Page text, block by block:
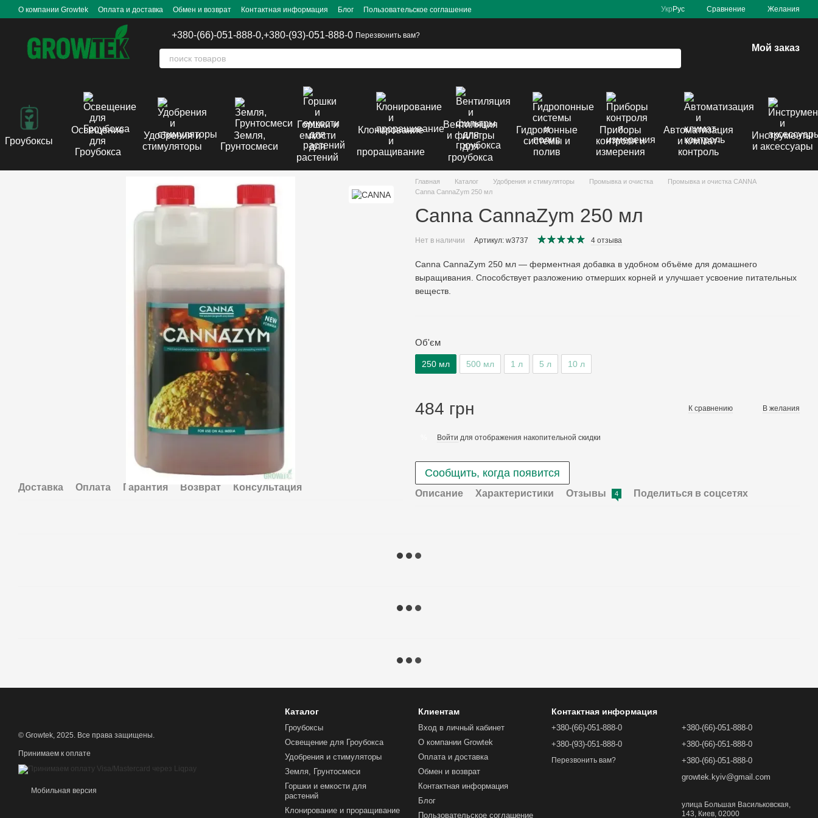
Перейти к основному контенту
О компании Growtek Оплата и доставка Обмен и возврат Контактная информация Блог Пользовательское соглашение Укр Рус Сравнение Желания
+380-(66)-051-888-0,+380-(93)-051-888-0 Перезвонить вам?
Мой заказ
Гроубоксы
Освещение
для
Гроубокса
Удобрения и
стимуляторы
Земля,
Грунтосмеси
Горшки и
емкости
для
растений
Клонирование
и
проращивание
Вентиляция
и фильтры
для
гроубокса
Гидропонные
системы и
полив
Приборы
контроля и
измерения
Автоматизация
и климат-
контроль
Инструменты
и аксессуары
Доставка Оплата Гарантия Возврат Консультация
Главная Каталог Удобрения и стимуляторы Промывка и очистка
Промывка и очистка CANNA
Canna CannaZym 250 мл
Canna CannaZym 250 мл
Нет в наличии Артикул: w3737 4 отзыва
Canna CannaZym 250 мл — ферментная добавка в удобном объёме для домашнего
выращивания. Способствует разложению отмерших корней и улучшает усвоение питательных
веществ.
Об'єм
250 мл 500 мл 1 л 5 л 10 л
484 грн К сравнению В желания
Войти для отображения накопительной скидки
Сообщить, когда появится
Описание Характеристики Отзывы 4 Поделиться в соцсетях
© Growtek, 2025. Все права защищены.
Принимаем к оплате
Мобильная версия
Каталог
Гроубоксы
Освещение для Гроубокса
Удобрения и стимуляторы
Земля, Грунтосмеси
Горшки и емкости для
растений
Клонирование и проращивание
Клиентам
Вход в личный кабинет
О компании Growtek
Оплата и доставка
Обмен и возврат
Контактная информация
Блог
Пользовательское соглашение
Контактная информация
+380-(66)-051-888-0
+380-(93)-051-888-0
Перезвонить вам?
+380-(66)-051-888-0
+380-(66)-051-888-0
+380-(66)-051-888-0
growtek.kyiv@gmail.com
улица Большая Васильковская,
143, Киев, 02000